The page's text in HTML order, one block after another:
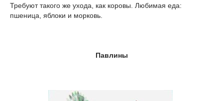
Требуют такого же ухода, как коровы. Любимая еда:
пшеница, яблоки и морковь.
Павлины